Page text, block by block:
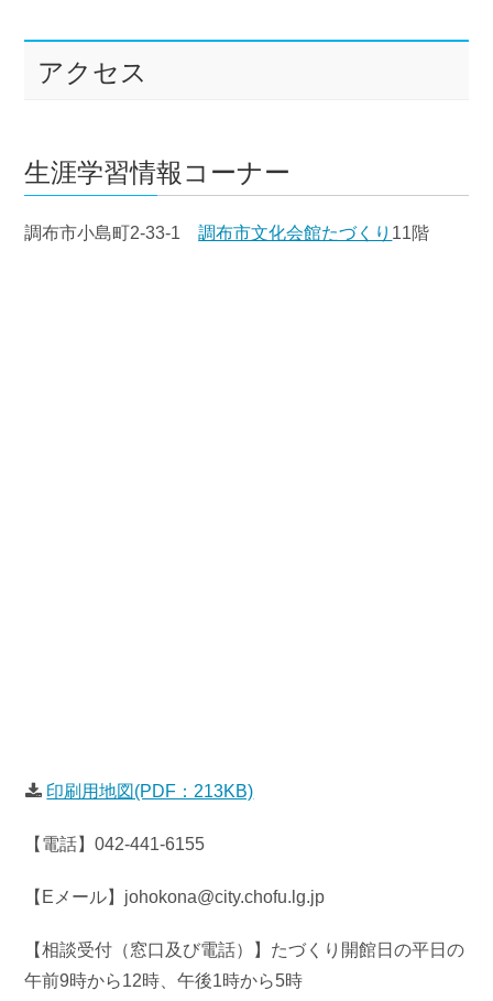
アクセス
生涯学習情報コーナー
調布市小島町2-33-1調布市文化会館たづくり 11階
印刷用地図(PDF：213KB)
【電話】042-441-6155
【Eメール】 johokona@city.chofu.lg.jp
【相談受付（窓口及び電話）】たづくり開館日の平日の
午前9時から12時、午後1時から5時